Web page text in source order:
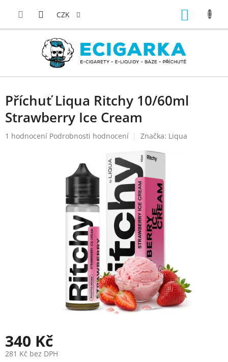
CZK
Příchuť Liqua Ritchy 10/60ml
Strawberry Ice Cream
Průměrné
1 hodnocení Podrobnosti hodnocení Značka: Liqua
340 Kč
281 Kč bez DPH